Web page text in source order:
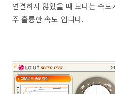
연결하지 않았을 때 보다는 속
주 훌륭한 속도 입니다.